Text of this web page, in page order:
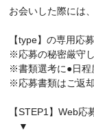
お会いした際には
【type】の専用応
※応募の秘密厳守
※書類選考に●日程
※応募書類はご返
【STEP1】Web
▼